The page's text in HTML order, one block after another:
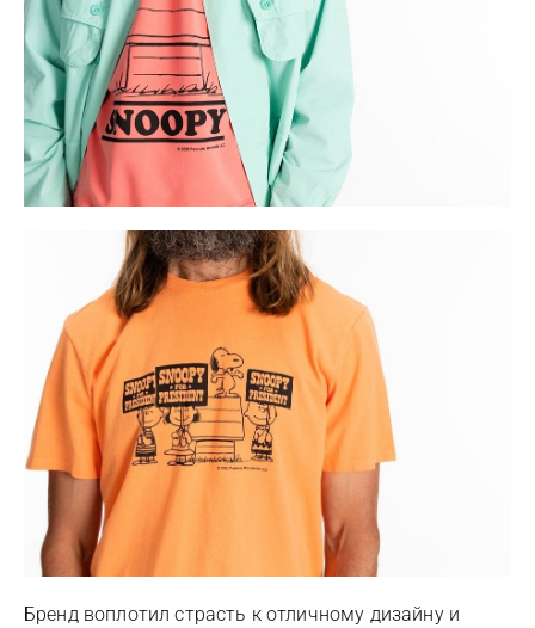
Бренд воплотил страсть к отличному дизайну и